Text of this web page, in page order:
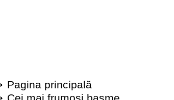
Pagina principală